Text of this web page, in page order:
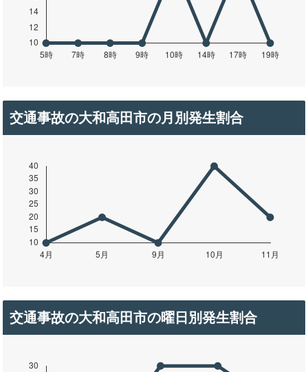
交通事故の大和高田市の月別発生割合
交通事故の大和高田市の曜日別発生割合